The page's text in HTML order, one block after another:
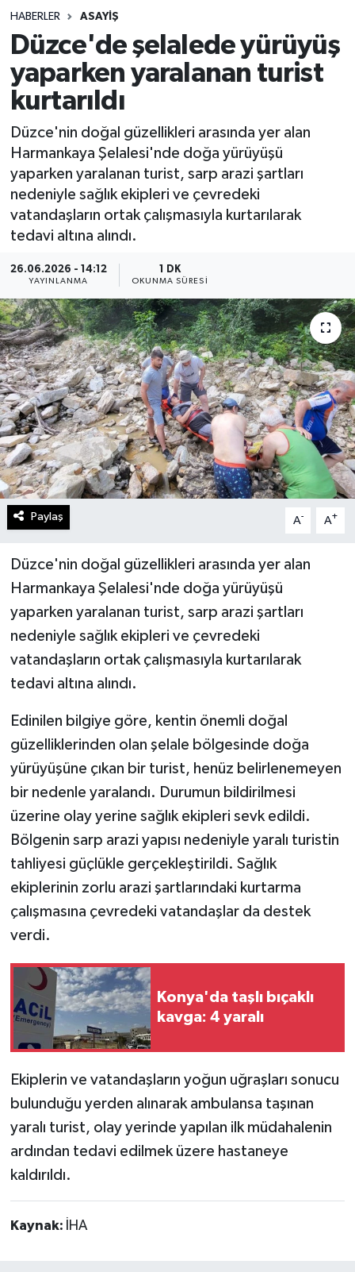
HABERLER ASAYIŞ
Düzce'de şelalede yürüyüş
yaparken yaralanan turist
kurtarıldı
Düzce'nin doğal güzellikleri arasında yer alan
Harmankaya Şelalesi'nde doğa yürüyüşü
yaparken yaralanan turist, sarp arazi şartları
nedeniyle sağlık ekipleri ve çevredeki
vatandaşların ortak çalışmasıyla kurtarılarak
tedavi altına alındı.
26.06.2026 - 14:12
YAYINLANMA
1 DK
OKUNMA SÜRESI
Paylaş A- A+
Düzce'nin doğal güzellikleri arasında yer alan
Harmankaya Şelalesi'nde doğa yürüyüşü
yaparken yaralanan turist, sarp arazi şartları
nedeniyle sağlık ekipleri ve çevredeki
vatandaşların ortak çalışmasıyla kurtarılarak
tedavi altına alındı.
Edinilen bilgiye göre, kentin önemli doğal
güzelliklerinden olan şelale bölgesinde doğa
yürüyüşüne çıkan bir turist, henüz belirlenemeyen
bir nedenle yaralandı. Durumun bildirilmesi
üzerine olay yerine sağlık ekipleri sevk edildi.
Bölgenin sarp arazi yapısı nedeniyle yaralı turistin
tahliyesi güçlükle gerçekleştirildi. Sağlık
ekiplerinin zorlu arazi şartlarındaki kurtarma
çalışmasına çevredeki vatandaşlar da destek
verdi.
Konya'da taşlı bıçaklı
kavga: 4 yaralı
Ekiplerin ve vatandaşların yoğun uğraşları sonucu
bulunduğu yerden alınarak ambulansa taşınan
yaralı turist, olay yerinde yapılan ilk müdahalenin
ardından tedavi edilmek üzere hastaneye
kaldırıldı.
Kaynak: İHA
Spor
Teknoloji
Yaşam